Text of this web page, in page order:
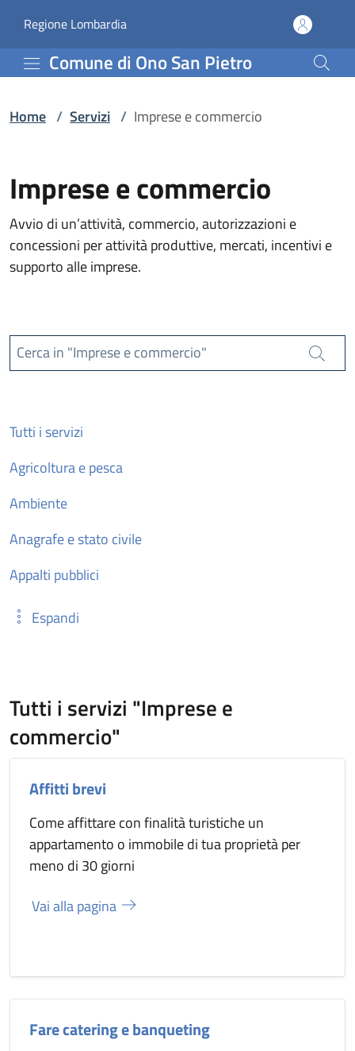
Servizi | Comune di
Regione Lombardia(apre in un'altra scheda).
Comune di Ono San Pietro
Home / Servizi / Imprese e commercio
Imprese e commercio
Avvio di un’attività, commercio, autorizzazioni e
concessioni per attività produttive, mercati, incentivi e
supporto alle imprese.
Cerca in "Imprese e commercio"
Cerca
Tutti i servizi
Agricoltura e pesca
Ambiente
Anagrafe e stato civile
Appalti pubblici
Espandi
Tutti i servizi "Imprese e
commercio"
Affitti brevi
Come affittare con finalità turistiche un
appartamento o immobile di tua proprietà per
meno di 30 giorni
Vai alla pagina
Fare catering e banqueting